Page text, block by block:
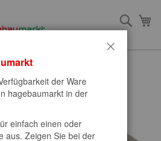
der Ware
hagebaumarkt in der
einfach einen oder
aus. Zeigen Sie bei der